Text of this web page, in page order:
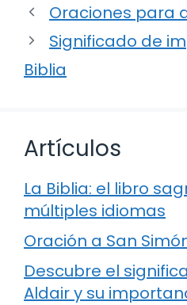
Oraciones para
Significado de
Biblia
Artículos
La Biblia: el libro
múltiples idiomas
Oración a San
Descubre el
Aldair y su